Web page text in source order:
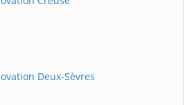
Deux-Sèvres